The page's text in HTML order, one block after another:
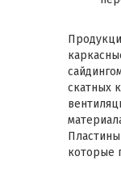
скатных
которые